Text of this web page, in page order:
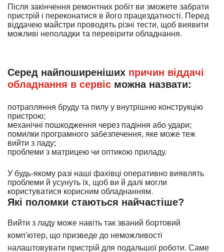
Після закінчення ремонтних робіт ви зможете забрати
пристрій і переконатися в його працездатності. Перед
віддачею майстри проводять різні тести, щоб виявити
можливі неполадки та перевірити обладнання.
Серед найпоширеніших причин віддачі
обладнання в сервіс можна назвати:
потрапляння бруду та пилу у внутрішню конструкцію
пристрою;
механічні пошкодження через падіння або удари;
помилки програмного забезпечення, яке може теж
вийти з ладу;
проблеми з матрицею чи оптикою приладу.
У будь-якому разі наші фахівці оперативно виявлять
проблеми й усунуть їх, щоб ви й далі могли
користуватися корисним обладнанням.
Які поломки стаються найчастіше?
Вийти з ладу може навіть так званий бортовий
комп'ютер, що призведе до неможливості
налаштовувати пристрій для подальшої роботи. Саме